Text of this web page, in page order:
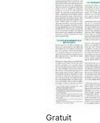
Gratuit